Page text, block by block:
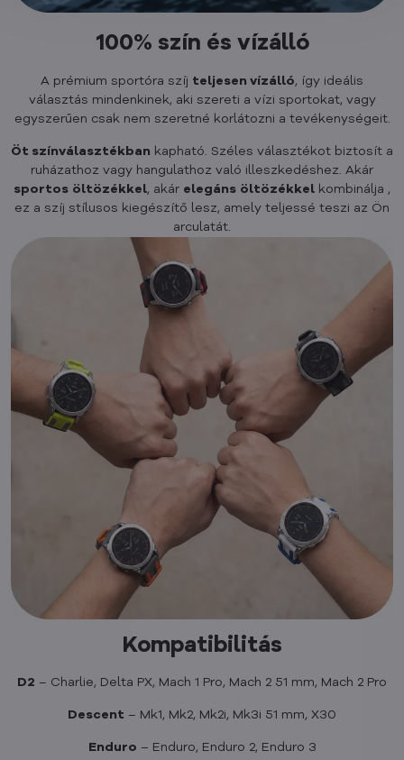
100% szín és vízálló
A prémium sportóra szíj teljesen vízálló, így ideális
választás mindenkinek, aki szereti a vízi sportokat, vagy
egyszerűen csak nem szeretné korlátozni a tevékenységeit.
Öt színválasztékban kapható. Széles választékot biztosít a
ruházathoz vagy hangulathoz való illeszkedéshez. Akár
sportos öltözékkel, akár elegáns öltözékkel kombinálja ,
ez a szíj stílusos kiegészítő lesz, amely teljessé teszi az Ön
arculatát.
Kompatibilitás
D2 – Charlie, Delta PX, Mach 1 Pro, Mach 2 51 mm, Mach 2 Pro
Descent – Mk1, Mk2, Mk2i, Mk3i 51 mm, X30
Enduro – Enduro, Enduro 2, Enduro 3